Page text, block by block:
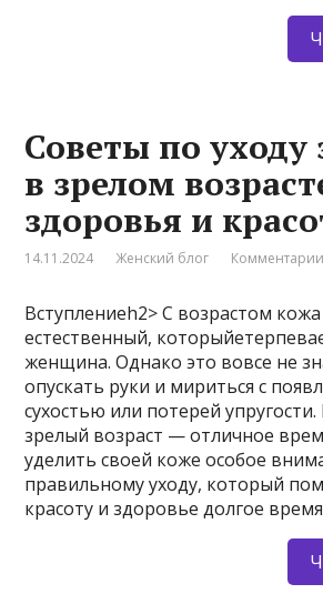
Советы по уходу
в зрелом
здоровья и
14.11.2024 Женский блог
Вступлениеh2> С возрастом
естественный,
женщина. Однако это вовсе не
опускать руки и мириться с
сухостью или потерей
зрелый возраст — отличное
уделить своей коже особое
правильному уходу, который
красоту и здоровье долгое